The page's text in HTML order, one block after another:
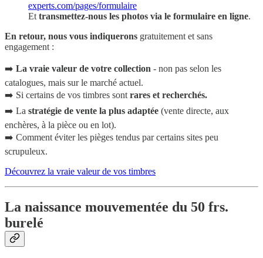
experts.com/pages/formulaire
Et transmettez-nous les photos via le formulaire en ligne.
En retour, nous vous indiquerons gratuitement et sans
engagement :
➡️ La vraie valeur de votre collection - non pas selon les
catalogues, mais sur le marché actuel.
➡️ Si certains de vos timbres sont rares et recherchés.
➡️ La stratégie de vente la plus adaptée (vente directe, aux
enchères, à la pièce ou en lot).
➡️ Comment éviter les pièges tendus par certains sites peu
scrupuleux.
Découvrez la vraie valeur de vos timbres
La naissance mouvementée du 50 frs.
burelé